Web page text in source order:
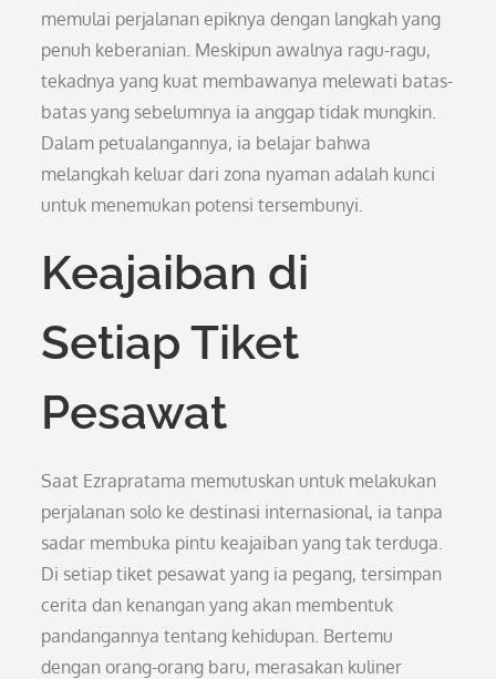
memulai perjalanan epiknya dengan langkah yang
penuh keberanian. Meskipun awalnya ragu-ragu,
tekadnya yang kuat membawanya melewati batas-
batas yang sebelumnya ia anggap tidak mungkin.
Dalam petualangannya, ia belajar bahwa
melangkah keluar dari zona nyaman adalah kunci
untuk menemukan potensi tersembunyi.
Keajaiban di
Setiap Tiket
Pesawat
Saat Ezrapratama memutuskan untuk melakukan
perjalanan solo ke destinasi internasional, ia tanpa
sadar membuka pintu keajaiban yang tak terduga.
Di setiap tiket pesawat yang ia pegang, tersimpan
cerita dan kenangan yang akan membentuk
pandangannya tentang kehidupan. Bertemu
dengan orang-orang baru, merasakan kuliner